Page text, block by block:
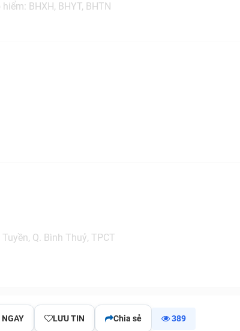
BHXH, BHYT, BHTN
Q. Bình Thuỷ, TPCT
NGAY LƯU TIN Chia sẻ 389